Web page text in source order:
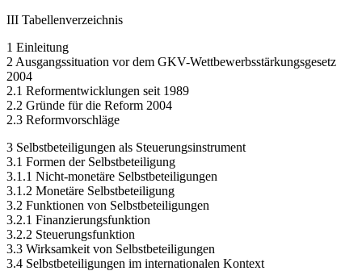
III Tabellenverzeichnis
1 Einleitung
2 Ausgangssituation vor dem GKV-Wettbewerbsstärkungsgesetz
2004
2.1 Reformentwicklungen seit 1989
2.2 Gründe für die Reform 2004
2.3 Reformvorschläge
3 Selbstbeteiligungen als Steuerungsinstrument
3.1 Formen der Selbstbeteiligung
3.1.1 Nicht-monetäre Selbstbeteiligungen
3.1.2 Monetäre Selbstbeteiligung
3.2 Funktionen von Selbstbeteiligungen
3.2.1 Finanzierungsfunktion
3.2.2 Steuerungsfunktion
3.3 Wirksamkeit von Selbstbeteiligungen
3.4 Selbstbeteiligungen im internationalen Kontext